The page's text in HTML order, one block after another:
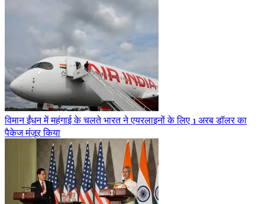
विमान ईंधन में महंगाई के चलते भारत ने एयरलाइनों के लिए 1 अरब डॉलर का
पैकेज मंज़ूर किया